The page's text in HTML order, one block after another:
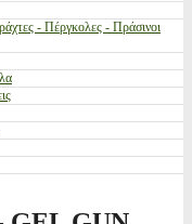
- Πέργκολες - Πράσινοι